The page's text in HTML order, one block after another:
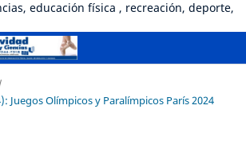
educación física , recreación, deporte,
Juegos Olímpicos y Paralímpicos París 2024